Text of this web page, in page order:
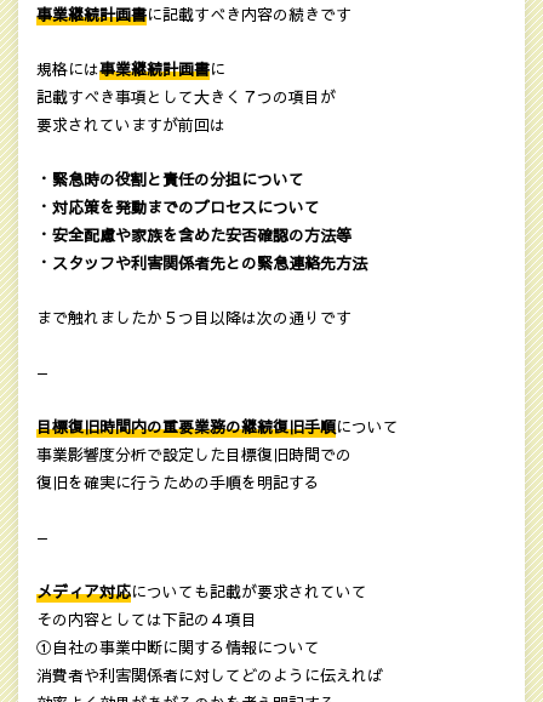
事業継続計画書に記載すべき内容の続きです
規格には事業継続計画書に
記載すべき事項として大きく７つの項目が
要求されていますが前回は
・緊急時の役割と責任の分担について
・対応策を発動までのプロセスについて
・安全配慮や家族を含めた安否確認の方法等
・スタッフや利害関係者先との緊急連絡先方法
まで触れましたか５つ目以降は次の通りです
—
目標復旧時間内の重要業務の継続復旧手順について
事業影響度分析で設定した目標復旧時間での
復旧を確実に行うための手順を明記する
—
メディア対応についても記載が要求されていて
その内容としては下記の４項目
①自社の事業中断に関する情報について
消費者や利害関係者に対してどのように伝えれば